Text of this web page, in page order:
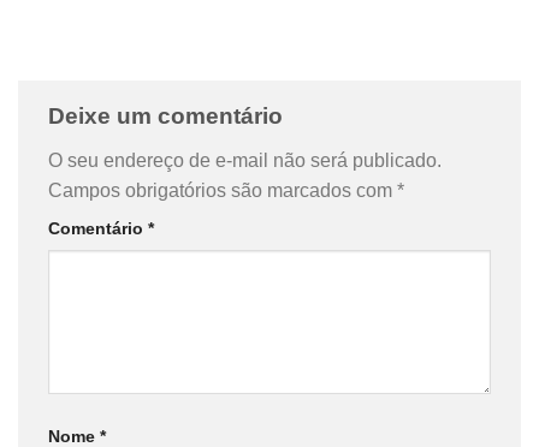
Deixe um comentário
O seu endereço de e-mail não será publicado.
Campos obrigatórios são marcados com *
Comentário *
Nome *